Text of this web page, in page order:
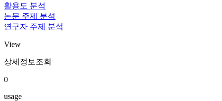
활용도 분석
논문 주제 분석
연구자 주제 분석
View
상세정보조회
0
usage